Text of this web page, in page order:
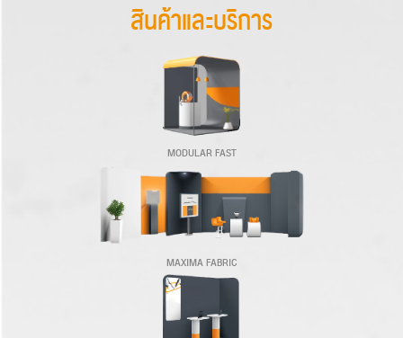
สินค้าและบริการ
MODULAR FAST
MAXIMA FABRIC